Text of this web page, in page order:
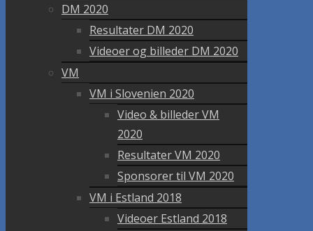
DM 2020
Resultater DM 2020
Videoer og billeder DM 2020
VM
VM i Slovenien 2020
Video & billeder VM
2020
Resultater VM 2020
Sponsorer til VM 2020
VM i Estland 2018
Videoer Estland 2018